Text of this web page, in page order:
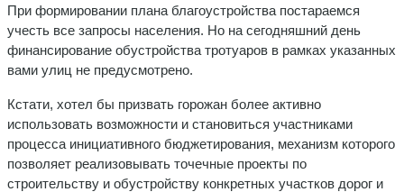
При формировании плана благоустройства постараемся
учесть все запросы населения. Но на сегодняшний день
финансирование обустройства тротуаров в рамках указанных
вами улиц не предусмотрено.
Кстати, хотел бы призвать горожан более активно
использовать возможности и становиться участниками
процесса инициативного бюджетирования, механизм которого
позволяет реализовывать точечные проекты по
строительству и обустройству конкретных участков дорог и